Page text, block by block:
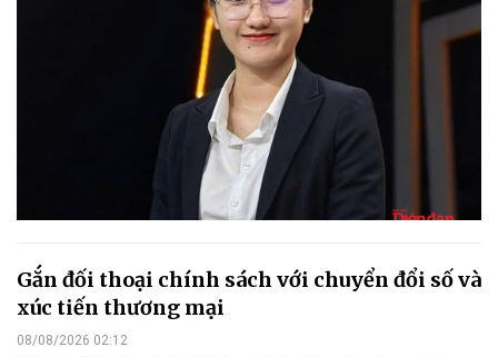
Gắn đối thoại chính sách với chuyển đổi số và
xúc tiến thương mại
08/08/2026 02:12